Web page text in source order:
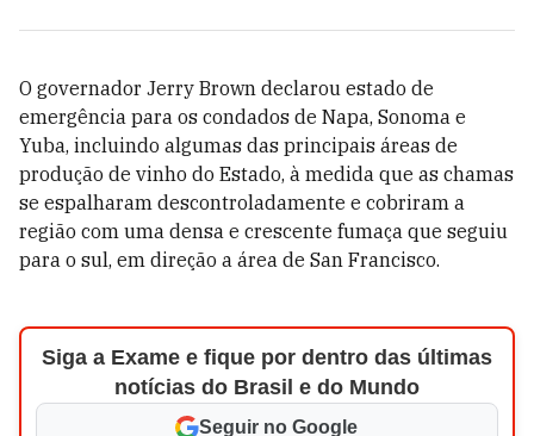
O governador Jerry Brown declarou estado de
emergência para os condados de Napa, Sonoma e
Yuba, incluindo algumas das principais áreas de
produção de vinho do Estado, à medida que as chamas
se espalharam descontroladamente e cobriram a
região com uma densa e crescente fumaça que seguiu
para o sul, em direção a área de San Francisco.
Siga a Exame e fique por dentro das últimas
notícias do Brasil e do Mundo
Seguir no Google